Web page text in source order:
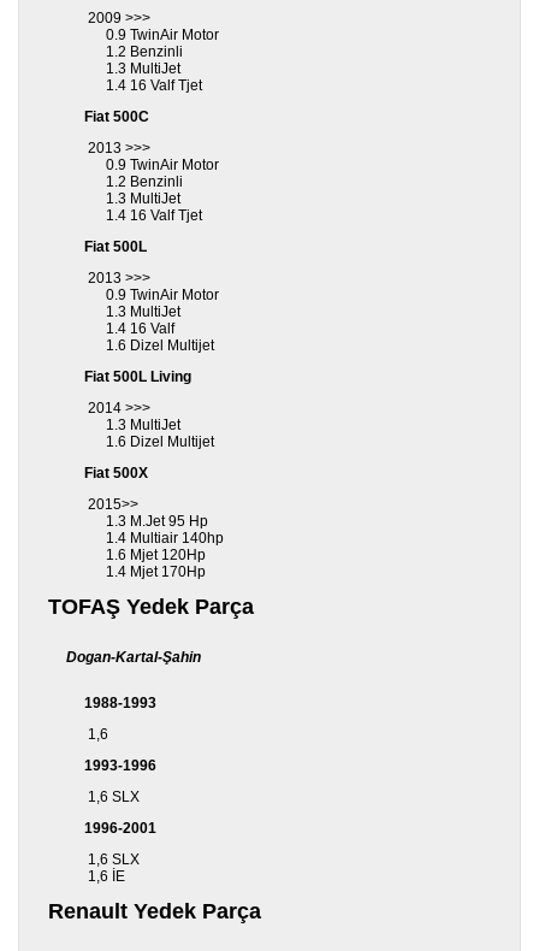
2009 >>>
0.9 TwinAir Motor
1.2 Benzinli
1.3 MultiJet
1.4 16 Valf Tjet
Fiat 500C
2013 >>>
0.9 TwinAir Motor
1.2 Benzinli
1.3 MultiJet
1.4 16 Valf Tjet
Fiat 500L
2013 >>>
0.9 TwinAir Motor
1.3 MultiJet
1.4 16 Valf
1.6 Dizel Multijet
Fiat 500L Living
2014 >>>
1.3 MultiJet
1.6 Dizel Multijet
Fiat 500X
2015>>
1.3 M.Jet 95 Hp
1.4 Multiair 140hp
1.6 Mjet 120Hp
1.4 Mjet 170Hp
TOFAŞ Yedek Parça
Dogan-Kartal-Şahin
1988-1993
1,6
1993-1996
1,6 SLX
1996-2001
1,6 SLX
1,6 İE
Renault Yedek Parça